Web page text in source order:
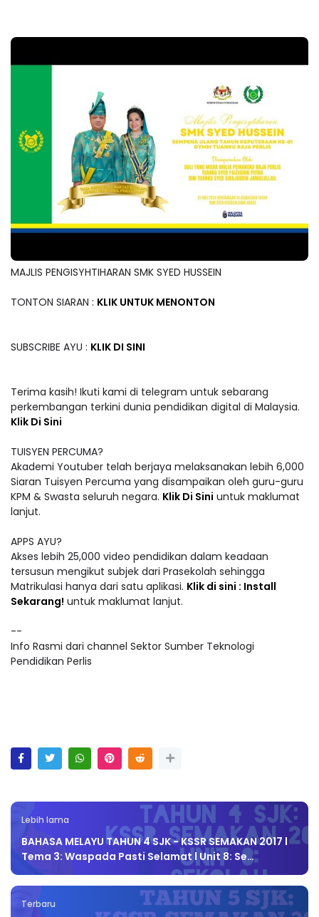
MAJLIS PENGISYHTIHARAN SMK SYED HUSSEIN
TONTON SIARAN : KLIK UNTUK MENONTON
SUBSCRIBE AYU : KLIK DI SINI
Terima kasih! Ikuti kami di telegram untuk sebarang
perkembangan terkini dunia pendidikan digital di Malaysia.
Klik Di Sini
TUISYEN PERCUMA?
Akademi Youtuber telah berjaya melaksanakan lebih 6,000
Siaran Tuisyen Percuma yang disampaikan oleh guru-guru
KPM & Swasta seluruh negara. Klik Di Sini untuk maklumat
lanjut.
APPS AYU?
Akses lebih 25,000 video pendidikan dalam keadaan
tersusun mengikut subjek dari Prasekolah sehingga
Matrikulasi hanya dari satu aplikasi. Klik di sini : Install
Sekarang! untuk maklumat lanjut.
--
Info Rasmi dari channel Sektor Sumber Teknologi
Pendidikan Perlis
Lebih lama
BAHASA MELAYU TAHUN 4 SJK - KSSR SEMAKAN 2017 l
Tema 3: Waspada Pasti Selamat l Unit 8: Se…
Terbaru